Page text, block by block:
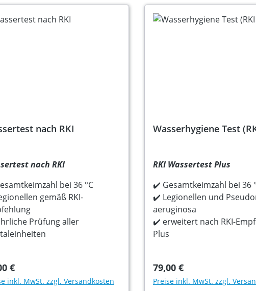
nach RKI
nach RKI
bei 36 °C
gemäß RKI-
Prüfung aller
€
inkl. MwSt. zzgl. Versandkosten
Wasserhygiene Test
RKI Wassertest Plus
✔️ Gesamtkeimzahl bei 36
✔️ Legionellen und
aeruginosa
✔️ erweitert nach RKI-
Plus
79,00 €
Preise inkl. MwSt. zzgl.